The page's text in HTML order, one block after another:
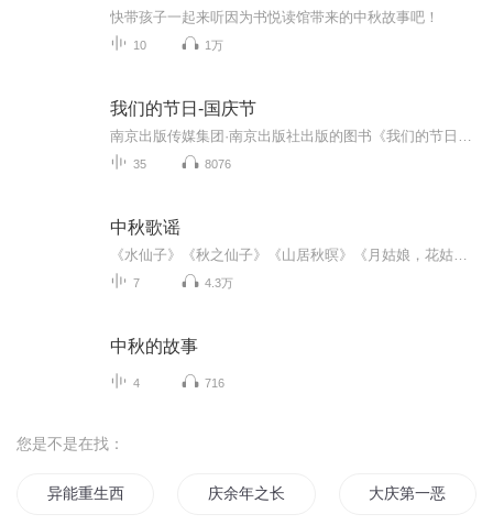
快带孩子一起来听因为书悦读馆带来的中秋故事吧！
10 1万
我们的节日-国庆节
35 8076
中秋歌谣
7 4.3万
中秋的故事
4 716
您是不是在找：
异能重生西门庆 庆余年之长歌行 大庆第一恶